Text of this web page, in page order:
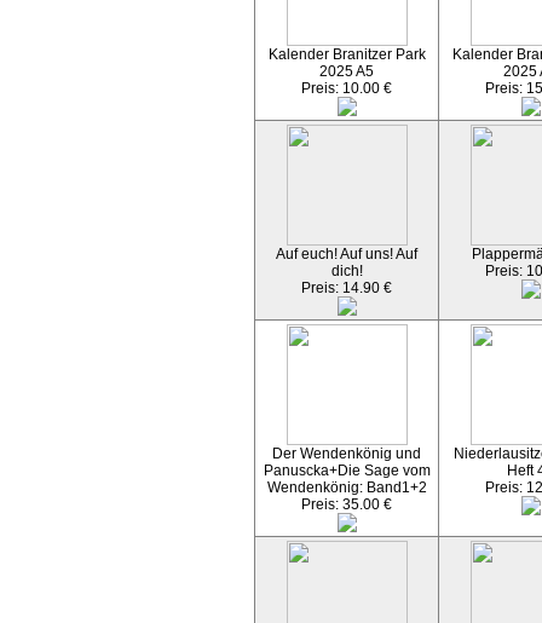
Kalender Branitzer Park
2025 A5
Preis: 10.00 €
Kalender
2025
Preis:
Auf euch! Auf uns! Auf
dich!
Preis: 14.90 €
Preis:
Der Wendenkönig und
Panuscka+Die Sage vom
Wendenkönig: Band1+2
Preis: 35.00 €
Heft
Preis: